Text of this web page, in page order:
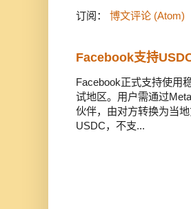
订阅： 博文评论 (Atom)
Facebook支持
Facebook正式支持使用
试地区。用户需通过
伙伴，由对方转换为当
USDC，不支...